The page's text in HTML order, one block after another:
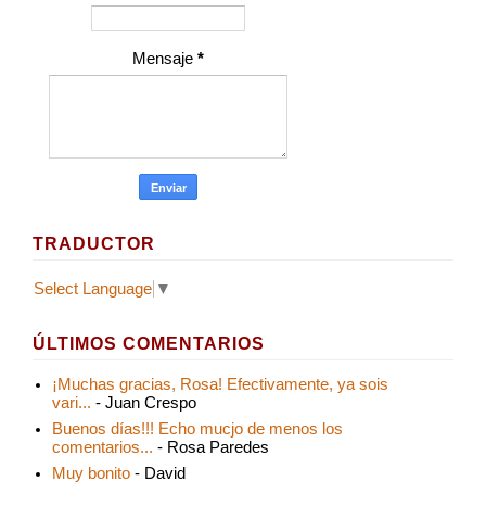
Mensaje *
TRADUCTOR
Select Language ▼
ÚLTIMOS COMENTARIOS
¡Muchas gracias, Rosa! Efectivamente, ya sois
vari... - Juan Crespo
Buenos días!!! Echo mucjo de menos los
comentarios... - Rosa Paredes
Muy bonito - David